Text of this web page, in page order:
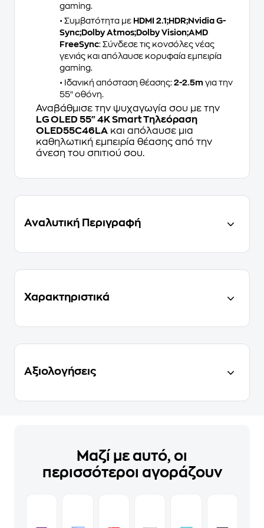
gaming.
• Συμβατότητα με HDMI 2.1;HDR;Nvidia G-
Sync;Dolby Atmos;Dolby Vision;AMD
FreeSync: Σύνδεσε τις κονσόλες νέας
γενιάς και απόλαυσε κορυφαία εμπειρία
gaming.
• Ιδανική απόσταση θέασης: 2-2.5m για την
55" οθόνη.
Αναβάθμισε την ψυχαγωγία σου με την
LG OLED 55" 4K Smart Τηλεόραση
OLED55C46LA και απόλαυσε μια
καθηλωτική εμπειρία θέασης από την
άνεση του σπιτιού σου.
Αναλυτική Περιγραφή
Χαρακτηριστικά
Αξιολογήσεις
Μαζί με αυτό, οι
περισσότεροι αγοράζουν